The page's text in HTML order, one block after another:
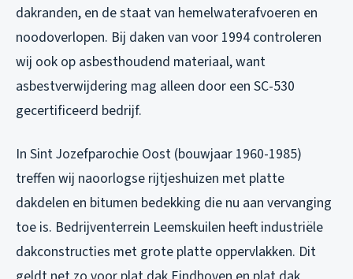
dakranden, en de staat van hemelwaterafvoeren en
noodoverlopen. Bij daken van voor 1994 controleren
wij ook op asbesthoudend materiaal, want
asbestverwijdering mag alleen door een SC-530
gecertificeerd bedrijf.
In Sint Jozefparochie Oost (bouwjaar 1960-1985)
treffen wij naoorlogse rijtjeshuizen met platte
dakdelen en bitumen bedekking die nu aan vervanging
toe is. Bedrijventerrein Leemskuilen heeft industriële
dakconstructies met grote platte oppervlakken. Dit